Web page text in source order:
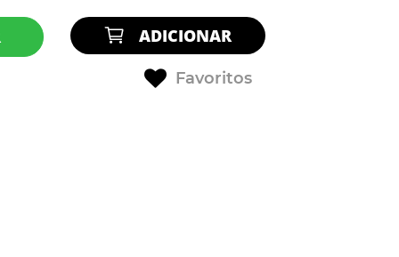
ADICIONAR
Favoritos